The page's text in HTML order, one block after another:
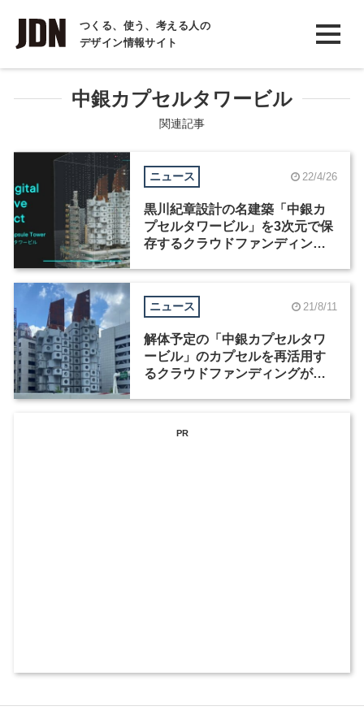
つくる、使う、考える人の
デザイン情報サイト
INTERVIEW
インタビュー
REPORT
COLUMN
コラム
中銀カプセルタワービル
関連記事
ニュース 22/4/26
黒川紀章設計の名建築「中銀カ
プセルタワービル」を3次元で保
存するクラウドファンディング
ニュース 21/8/11
解体予定の「中銀カプセルタワ
ービル」のカプセルを再活用す
るクラウドファンディングが、8
PR